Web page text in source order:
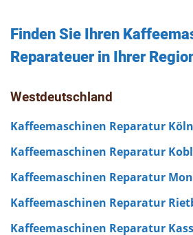
Finden Sie Ihren
Reparateuer in Ihrer
Westdeutschland
Kaffeemaschinen Reparatur Köln
Kaffeemaschinen Reparatur
Kaffeemaschinen Reparatur
Kaffeemaschinen Reparatur
Kaffeemaschinen Reparatur